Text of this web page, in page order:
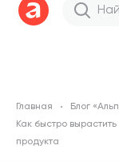
Главная Блог
Как быстро
продукта